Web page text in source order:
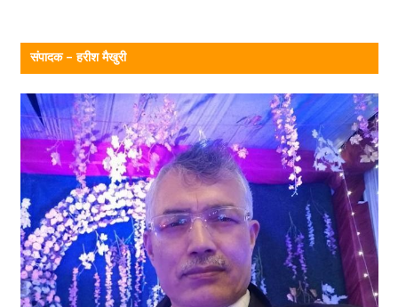
संपादक – हरीश मैखुरी